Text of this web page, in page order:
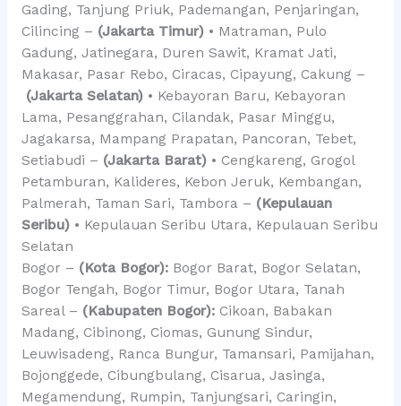
Gading, Tanjung Priuk, Pademangan, Penjaringan,
Cilincing – (Jakarta Timur)• Matraman, Pulo
Gadung, Jatinegara, Duren Sawit, Kramat Jati,
Makasar, Pasar Rebo, Ciracas, Cipayung, Cakung –
(Jakarta Selatan)• Kebayoran Baru, Kebayoran
Lama, Pesanggrahan, Cilandak, Pasar Minggu,
Jagakarsa, Mampang Prapatan, Pancoran, Tebet,
Setiabudi – (Jakarta Barat)• Cengkareng, Grogol
Petamburan, Kalideres, Kebon Jeruk, Kembangan,
Palmerah, Taman Sari, Tambora – (Kepulauan
Seribu)• Kepulauan Seribu Utara, Kepulauan Seribu
Selatan
Bogor – (Kota Bogor):Bogor Barat, Bogor Selatan,
Bogor Tengah, Bogor Timur, Bogor Utara, Tanah
Sareal – (Kabupaten Bogor): Cikoan, Babakan
Madang, Cibinong, Ciomas, Gunung Sindur,
Leuwisadeng, Ranca Bungur, Tamansari, Pamijahan,
Bojonggede, Cibungbulang, Cisarua, Jasinga,
Megamendung, Rumpin, Tanjungsari, Caringin,